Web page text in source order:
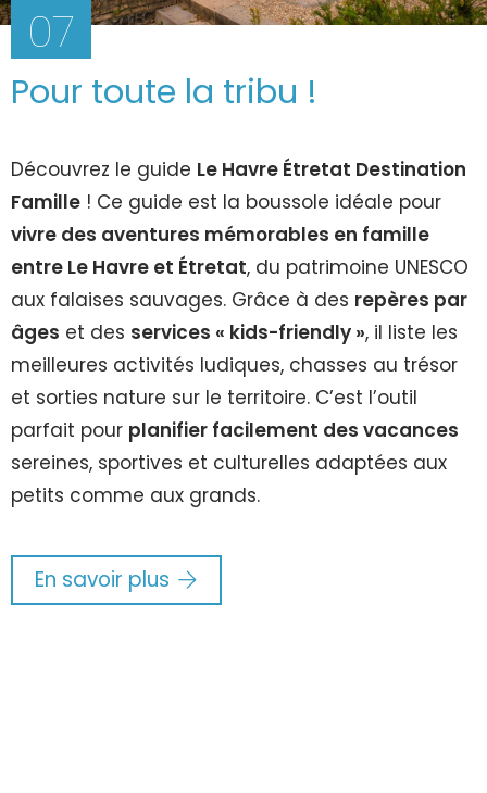
07
Pour toute la tribu !
Découvrez le guide Le Havre Étretat Destination
Famille ! Ce guide est la boussole idéale pour
vivre des aventures mémorables en famille
entre Le Havre et Étretat, du patrimoine UNESCO
aux falaises sauvages. Grâce à des repères par
âges et des services « kids-friendly », il liste les
meilleures activités ludiques, chasses au trésor
et sorties nature sur le territoire. C’est l’outil
parfait pour planifier facilement des vacances
sereines, sportives et culturelles adaptées aux
petits comme aux grands.
En savoir plus